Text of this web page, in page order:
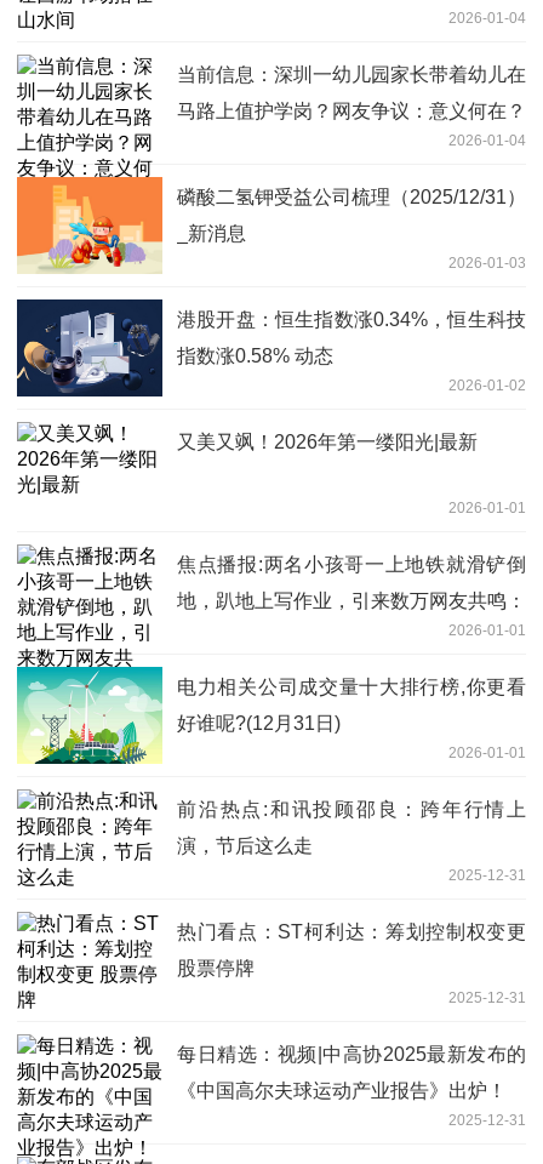
2026-01-04
当前信息：深圳一幼儿园家长带着幼儿在
马路上值护学岗？网友争议：意义何在？
2026-01-04
磷酸二氢钾受益公司梳理（2025/12/31）
_新消息
2026-01-03
港股开盘：恒生指数涨0.34%，恒生科技
指数涨0.58% 动态
2026-01-02
又美又飒！2026年第一缕阳光|最新
2026-01-01
焦点播报:两名小孩哥一上地铁就滑铲倒
地，趴地上写作业，引来数万网友共鸣：
2026-01-01
电力相关公司成交量十大排行榜,你更看
好谁呢?(12月31日)
2026-01-01
前沿热点:和讯投顾邵良：跨年行情上
演，节后这么走
2025-12-31
热门看点：ST柯利达：筹划控制权变更
股票停牌
2025-12-31
每日精选：视频|中高协2025最新发布的
《中国高尔夫球运动产业报告》出炉！
2025-12-31